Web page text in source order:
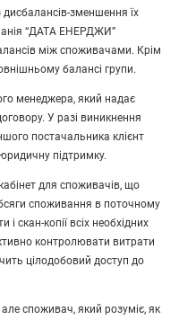
дисбалансів-зменшення їх
“ДАТА ЕНЕРДЖИ”
між споживачами. Крім
балансі групи.
менеджера, який надає
У разі виникнення
постачальника клієнт
підтримку.
для споживачів, що
споживання в поточному
скан-копії всiх необхідних
контролювати витрати
цілодобовий доступ до
споживач, який розуміє, як